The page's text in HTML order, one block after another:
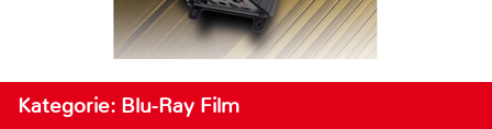
Kategorie: Blu-Ray Film